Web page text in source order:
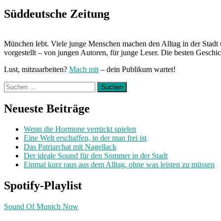
Süddeutsche Zeitung
München lebt. Viele junge Menschen machen den Alltag in der
vorgestellt – von jungen Autoren, für junge Leser. Die besten
Lust, mitzuarbeiten? Mach mit – dein Publikum wartet!
Suchen
nach:
Neueste Beiträge
Wenn die Hormone verrückt spielen
Eine Welt erschaffen, in der man frei ist
Das Patriarchat mit Nagellack
Der ideale Sound für den Sommer in der Stadt
Einmal kurz raus aus dem Alltag, ohne was leisten zu müssen
Spotify-Playlist
Sound Of Munich Now